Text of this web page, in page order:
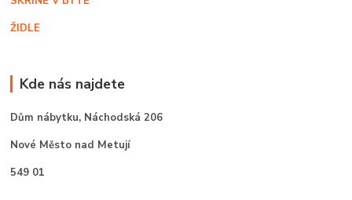
ŽIDLE
Kde nás najdete
Dům nábytku, Náchodská 206
Nové Město nad Metují
549 01